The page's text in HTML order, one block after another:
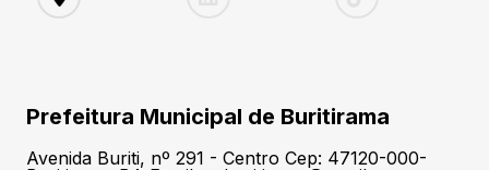
Prefeitura Municipal de Buritirama
Avenida Buriti, nº 291 - Centro Cep: 47120-000-